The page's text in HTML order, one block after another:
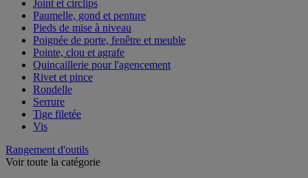
Joint et circlips
Paumelle, gond et penture
Pieds de mise à niveau
Poignée de porte, fenêtre et meuble
Pointe, clou et agrafe
Quincaillerie pour l'agencement
Rivet et pince
Rondelle
Serrure
Tige filetée
Vis
Rangement d'outils
Voir toute la catégorie